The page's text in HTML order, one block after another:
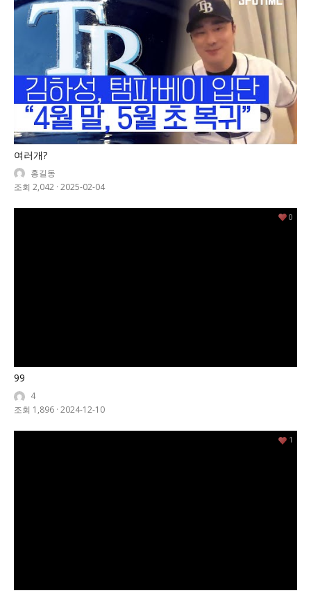
여러개?
홍길동
조회 2,042 · 2025-02-04
99
4
조회 1,896 · 2024-12-10
0
1